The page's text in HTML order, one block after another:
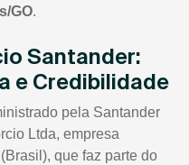
GO.
Santander:
e Credibilidade
pela Santander
Ltda, empresa
que faz parte do